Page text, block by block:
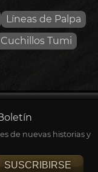
Líneas de Palpa
Cuchillos Tumi
de nuevas historias y
SUSCRIBIRSE